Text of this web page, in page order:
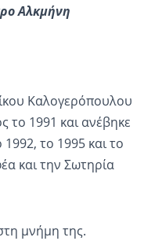
Αλκμήνη
Καλογερόπουλου
το 1991 και ανέβηκε
το 1995 και το
και την Σωτηρία
μνήμη της.